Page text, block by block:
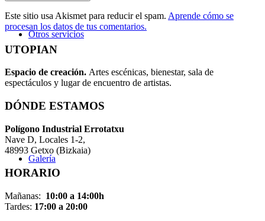
Otros servicios
Galería
Este sitio usa Akismet para reducir el spam. Aprende cómo se
procesan los datos de tus comentarios.
UTOPIAN
Espacio de creación. Artes escénicas, bienestar, sala de
espectáculos y lugar de encuentro de artistas.
DÓNDE ESTAMOS
Polígono Industrial Errotatxu
Nave D, Locales 1-2,
48993 Getxo (Bizkaia)
HORARIO
Mañanas: 10:00 a 14:00h
Tardes: 17:00 a 20:00